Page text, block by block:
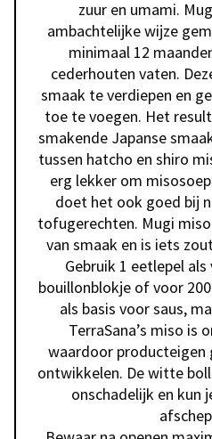
zuur en umami.
ambachtelijke wijze
minimaal 12
cederhouten vaten.
smaak te verdiepen en
toe te voegen. Het
smakende Japanse
tussen hatcho en shiro
erg lekker om
doet het ook goed bij
tofugerechten. Mugi
van smaak en is iets
Gebruik 1 eetlepel
bouillonblokje of voor
als basis voor saus,
TerraSana’s miso is
waardoor producteigen
ontwikkelen. De witte
onschadelijk en kun